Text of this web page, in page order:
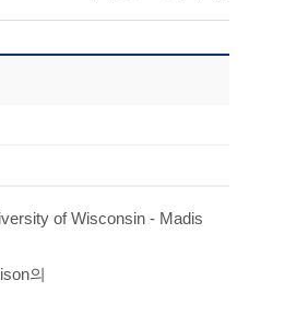
of Wisconsin - Madis
의